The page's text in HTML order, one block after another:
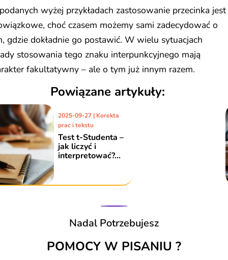
wyżej przykładach zastosowanie przecinka jest
choć czasem możemy sami zadecydować o
gdzie dokładnie go postawić. W wielu sytuacjach
stosowania tego znaku interpunkcyjnego mają
fakultatywny – ale o tym już innym razem.
Powiązane artykuły:
Nadal Potrzebujesz
POMOCY W PISANIU ?